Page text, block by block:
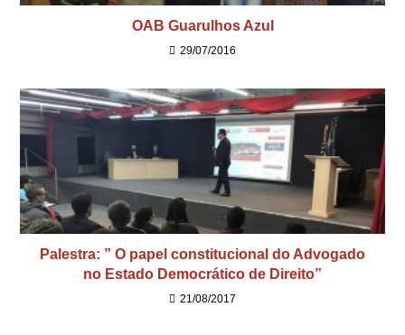
OAB Guarulhos Azul
29/07/2016
Palestra: ” O papel constitucional do Advogado
no Estado Democrático de Direito”
21/08/2017